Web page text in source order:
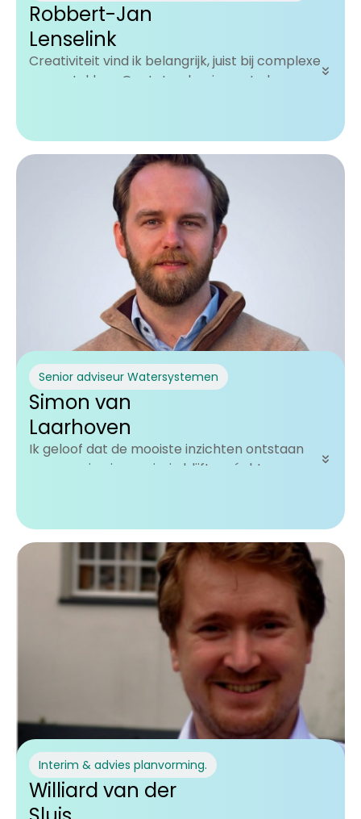
Robbert-Jan
Lenselink
Creativiteit vind ik belangrijk, juist bij complexe
vraagstukken. Om tot oplossingen te komen
Senior adviseur Watersystemen
Simon van
Laarhoven
Ik geloof dat de mooiste inzichten ontstaan
wanneer je nieuwsgierig blijft en écht samen
Interim & advies planvorming.
Williard van der